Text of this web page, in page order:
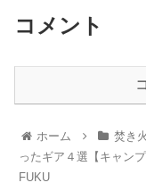
コメント
ホーム 焚き
ったギア４選【キャン
FUKU